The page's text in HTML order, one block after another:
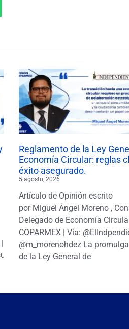
Reglamento de la Ley
Economía Circular: reglas
éxito asegurado.
5 agosto, 2026
Artículo de Opinión escrito
por Miguel Ángel Moreno ,
Delegado de Economía
COPARMEX | Vía:
@m_morenohdez La
de la Ley General de